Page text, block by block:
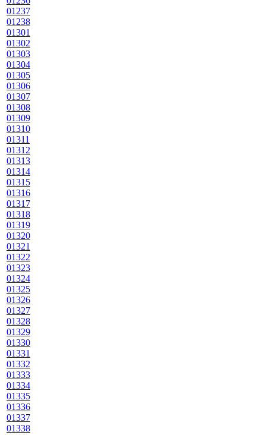
01237
01238
01301
01302
01303
01304
01305
01306
01307
01308
01309
01310
01311
01312
01313
01314
01315
01316
01317
01318
01319
01320
01321
01322
01323
01324
01325
01326
01327
01328
01329
01330
01331
01332
01333
01334
01335
01336
01337
01338